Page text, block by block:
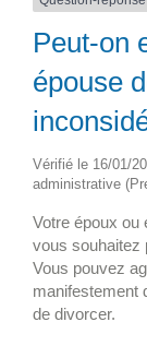
Peut-on
épouse
Vérifié le 16/01/
administrative
Votre époux ou
vous souhaitez
Vous pouvez
manifestement
de divorcer.